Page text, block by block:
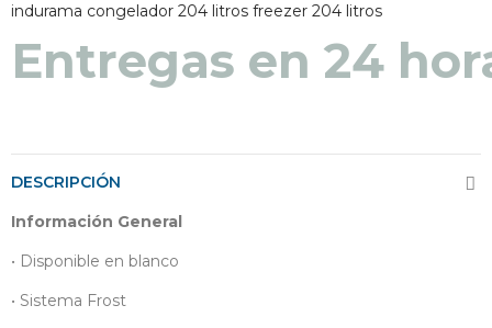
indurama congelador 204 litros freezer 204 litros
Entregas en 24
Entregas en 48 a
DESCRIPCIÓN
Información General
• Disponible en blanco
• Sistema Frost